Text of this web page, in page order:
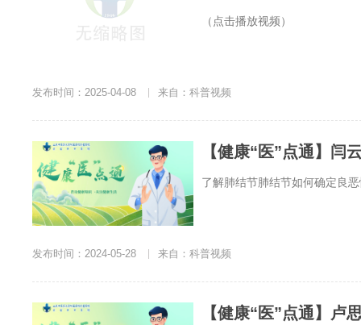
（点击播放视频）
发布时间：2025-04-08 来自：科普视频
【健康“医”点通】
了解肺结节肺结节如何确定良
发布时间：2024-05-28 来自：科普视频
【健康“医”点通】